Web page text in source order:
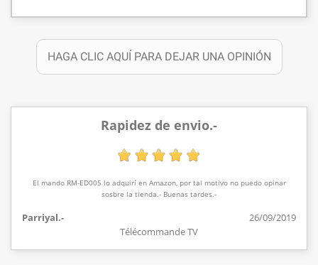
HAGA CLIC AQUÍ PARA DEJAR UNA OPINIÓN
Rapidez de envio.-
El mando RM-ED005 lo adquirí en Amazon, por tal motivo no puedo opinar
sosbre la tienda.- Buenas tardes.-
Parriyal.-
26/09/2019
Télécommande TV